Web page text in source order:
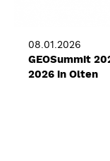
08.01.2026
GEOSummit
2026 in Olten